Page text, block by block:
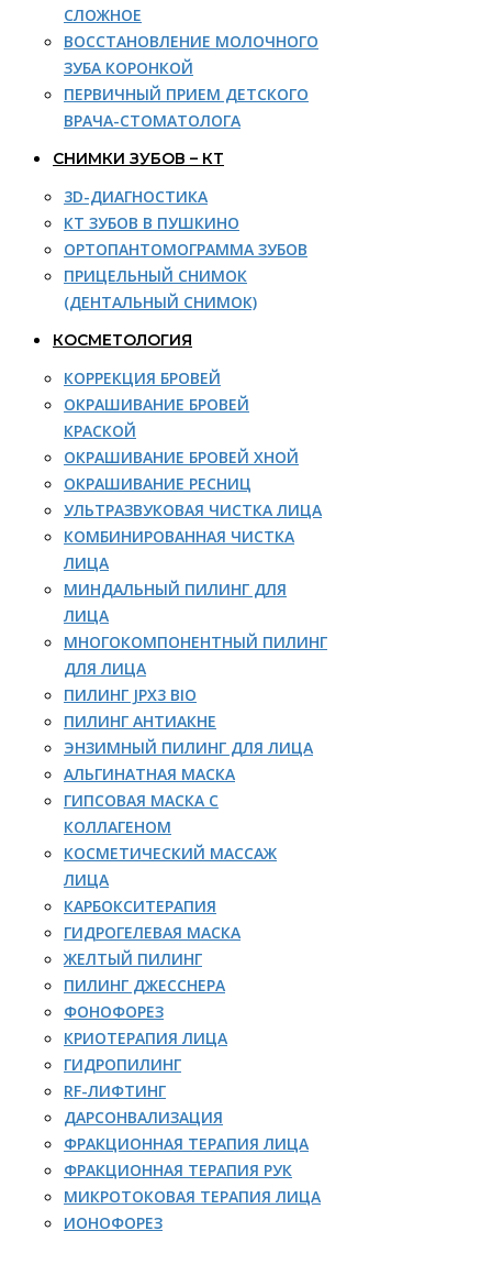
СЛОЖНОЕ
ВОССТАНОВЛЕНИЕ МОЛОЧНОГО
ЗУБА КОРОНКОЙ
ПЕРВИЧНЫЙ ПРИЕМ ДЕТСКОГО
ВРАЧА-СТОМАТОЛОГА
СНИМКИ ЗУБОВ – КТ
3D-ДИАГНОСТИКА
КТ ЗУБОВ В ПУШКИНО
ОРТОПАНТОМОГРАММА ЗУБОВ
ПРИЦЕЛЬНЫЙ СНИМОК
(ДЕНТАЛЬНЫЙ СНИМОК)
КОСМЕТОЛОГИЯ
КОРРЕКЦИЯ БРОВЕЙ
ОКРАШИВАНИЕ БРОВЕЙ
КРАСКОЙ
ОКРАШИВАНИЕ БРОВЕЙ ХНОЙ
ОКРАШИВАНИЕ РЕСНИЦ
УЛЬТРАЗВУКОВАЯ ЧИСТКА ЛИЦА
КОМБИНИРОВАННАЯ ЧИСТКА
ЛИЦА
МИНДАЛЬНЫЙ ПИЛИНГ ДЛЯ
ЛИЦА
МНОГОКОМПОНЕНТНЫЙ ПИЛИНГ
ДЛЯ ЛИЦА
ПИЛИНГ JPX3 BIO
ПИЛИНГ АНТИАКНЕ
ЭНЗИМНЫЙ ПИЛИНГ ДЛЯ ЛИЦА
АЛЬГИНАТНАЯ МАСКА
ГИПСОВАЯ МАСКА С
КОЛЛАГЕНОМ
КОСМЕТИЧЕСКИЙ МАССАЖ
ЛИЦА
КАРБОКСИТЕРАПИЯ
ГИДРОГЕЛЕВАЯ МАСКА
ЖЕЛТЫЙ ПИЛИНГ
ПИЛИНГ ДЖЕССНЕРА
ФОНОФОРЕЗ
КРИОТЕРАПИЯ ЛИЦА
ГИДРОПИЛИНГ
RF-ЛИФТИНГ
ДАРСОНВАЛИЗАЦИЯ
ФРАКЦИОННАЯ ТЕРАПИЯ ЛИЦА
ФРАКЦИОННАЯ ТЕРАПИЯ РУК
МИКРОТОКОВАЯ ТЕРАПИЯ ЛИЦА
ИОНОФОРЕЗ